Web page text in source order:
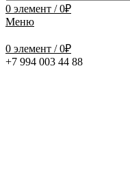
0 элемент / 0₽
Меню
0 элемент / 0₽
+7 994 003 44 88